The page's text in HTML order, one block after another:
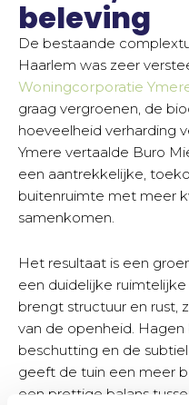
beleving
De bestaande
Haarlem was zeer
Woningcorporatie
graag vergroenen, de
hoeveelheid verharding
Ymere vertaalde Buro
een aantrekkelijke,
buitenruimte met meer
samenkomen.
Het resultaat is een
een duidelijke
brengt structuur en rust,
van de openheid.
beschutting en de
geeft de tuin een meer
een prettige balans